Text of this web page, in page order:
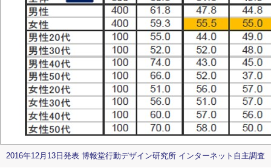
2016年12月13日発表 博報堂行動デザイン研究所 インターネット自主調査